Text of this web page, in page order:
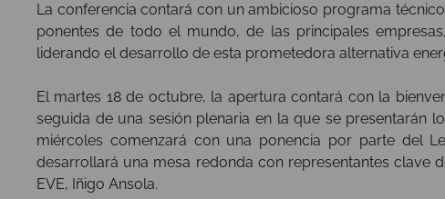
La conferencia contará con un ambicioso programa
ponentes de todo el mundo, de las principales
liderando el desarrollo de esta prometedora alternativa
El martes 18 de octubre, la apertura contará con la
seguida de una sesión plenaria en la que se presentarán
miércoles comenzará con una ponencia por parte del
desarrollará una mesa redonda con representantes clave
EVE, Iñigo Ansola.